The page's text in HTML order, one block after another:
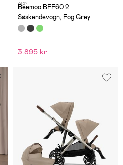
(18)
Beemoo BFF60 2
Søskendevogn, Fog Grey
3.895 kr